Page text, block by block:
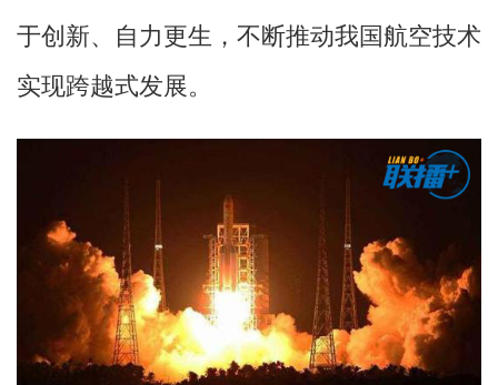
于创新、自力更生，不断推动我国航空技术
实现跨越式发展。